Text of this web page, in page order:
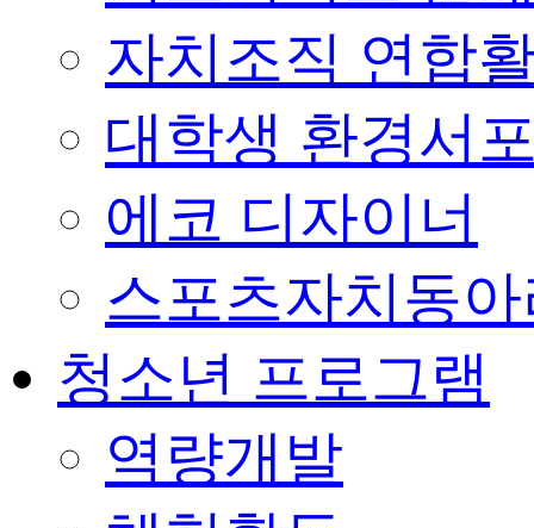
자치조직 연합
대학생 환경서
에코 디자이너
스포츠자치동
청소년 프로그램
역량개발